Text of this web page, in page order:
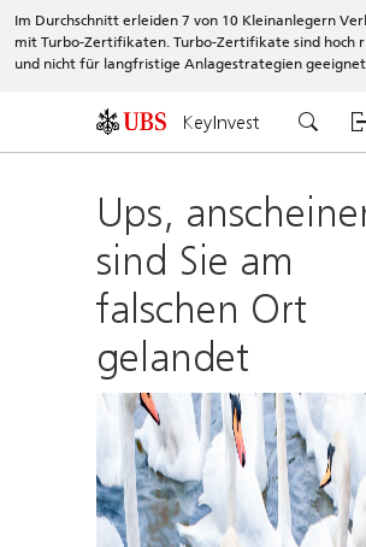
Im Durchschnitt erleiden 7 von 10 Kleinanlegern
mit Turbo-Zertifikaten. Turbo-Zertifikate sind hoch
und nicht für langfristige Anlagestrategien
KeyInvest
Ups,
sind Sie am
falschen Ort
gelandet